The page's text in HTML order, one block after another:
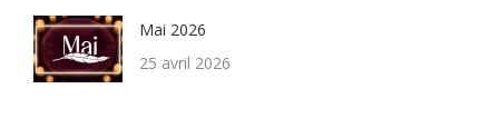
Mai 2026
25 avril 2026